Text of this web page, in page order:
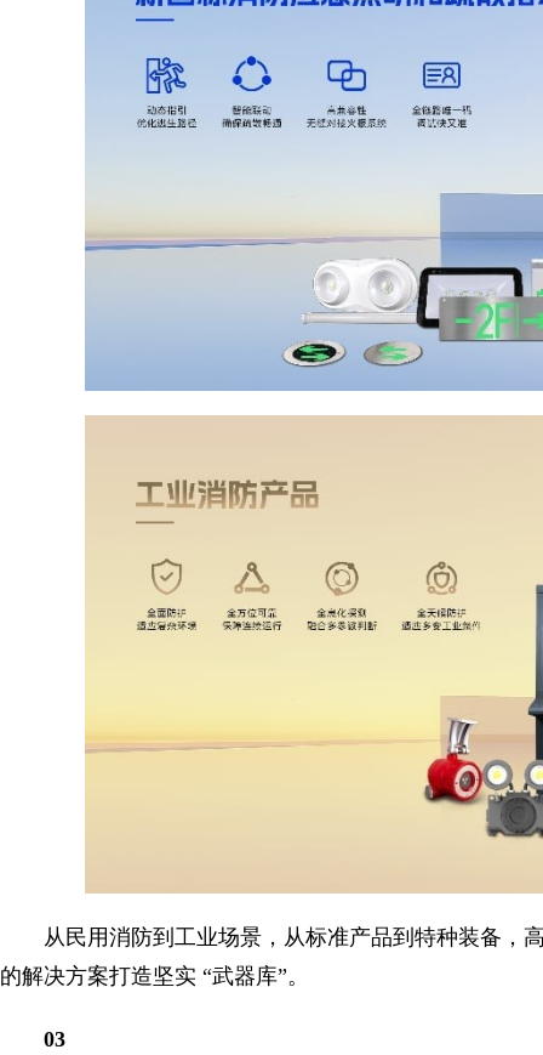
从民用消防到工业场景，从标准产品到特种装备，
的解决方案打造坚实 “武器库”。
03